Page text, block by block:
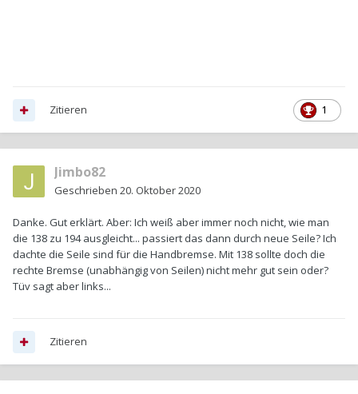
1
Zitieren
Jimbo82
Geschrieben 20. Oktober 2020
Danke. Gut erklärt. Aber: Ich weiß aber immer noch nicht, wie man
die 138 zu 194 ausgleicht... passiert das dann durch neue Seile? Ich
dachte die Seile sind für die Handbremse. Mit 138 sollte doch die
rechte Bremse (unabhängig von Seilen) nicht mehr gut sein oder?
Tüv sagt aber links...
Zitieren